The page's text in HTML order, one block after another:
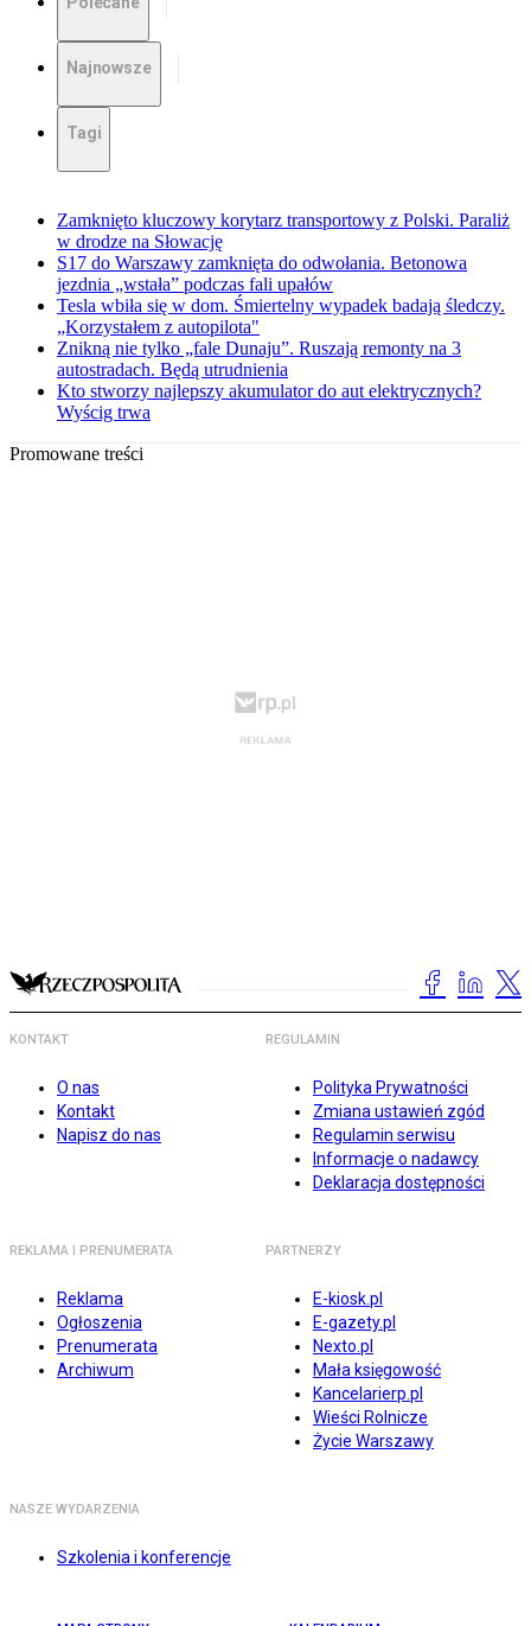
Najnowsze
Tagi
Zamknięto kluczowy korytarz transportowy z Polski. Paraliż
w drodze na Słowację
S17 do Warszawy zamknięta do odwołania. Betonowa
jezdnia „wstała” podczas fali upałów
Tesla wbiła się w dom. Śmiertelny wypadek badają śledczy.
„Korzystałem z autopilota"
Znikną nie tylko „fale Dunaju”. Ruszają remonty na 3
autostradach. Będą utrudnienia
Kto stworzy najlepszy akumulator do aut elektrycznych?
Wyścig trwa
Promowane treści
KONTAKT
O nas
Kontakt
Napisz do nas
REGULAMIN
Polityka Prywatności
Zmiana ustawień zgód
Regulamin serwisu
Informacje o nadawcy
Deklaracja dostępności
REKLAMA I PRENUMERATA
Reklama
Ogłoszenia
Prenumerata
Archiwum
PARTNERZY
E-kiosk.pl
E-gazety.pl
Nexto.pl
Mała księgowość
Kancelarierp.pl
Wieści Rolnicze
Życie Warszawy
NASZE WYDARZENIA
Szkolenia i konferencje